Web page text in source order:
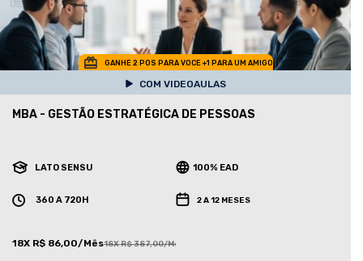
GANHE 2 POS PARA VOCE +1 PARA UM AMIGO
COM VIDEOAULAS
MBA - GESTÃO ESTRATÉGICA DE PESSOAS
LATO SENSU 100% EAD
360 A 720H 2 A 12 MESES
18X R$ 86,00/Mês18X R$ 387,00/Mês